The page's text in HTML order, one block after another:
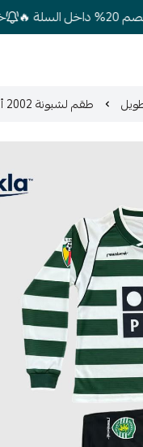
خصم 20% داخل السلة 🔥
طقم لشبونة 2002 أعمار صغيرة